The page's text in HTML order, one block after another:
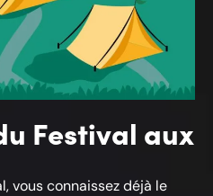
Festival aux
vous connaissez déjà le